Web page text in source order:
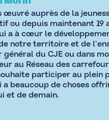
Morin
œuvré auprès de la
ou depuis maintenant 19
a à cœur le
notre territoire et de
du CJE ou dans
au Réseau des
participer au plein
a beaucoup de choses
et de demain.